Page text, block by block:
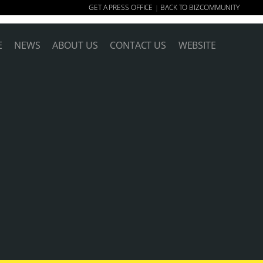
GET A PRESS OFFICE | BACK TO BIZCOMMUNITY
NEWS ABOUT US CONTACT US WEBSITE